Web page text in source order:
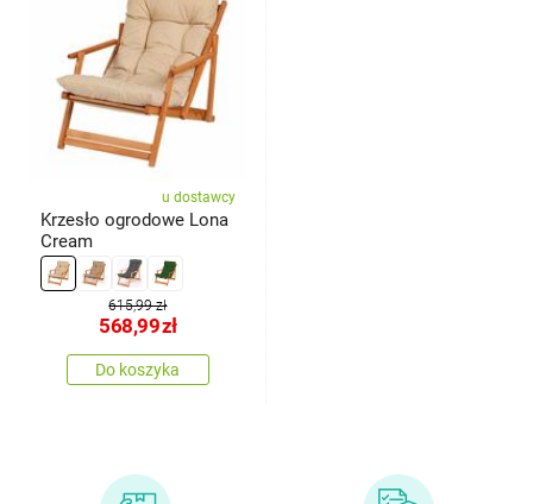
u dostawcy
Krzesło ogrodowe Lona
Cream
615,99 zł
568,99zł
Do koszyka